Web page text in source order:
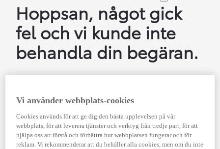
Hoppsan, något gick
fel och vi kunde inte
behandla din begäran.
Vi arbetar för att åtgärda problemet så snart som
möjligt. Ladda om sidan nu eller försök igen
senare.
Vi använder webbplats-cookies
Cookies används för att ge dig den bästa upplevelsen på vår
webbplats, för att leverera tjänster och verktyg från tredje part, för att
hjälpa oss att förstå och förbättra hur webbplatsen fungerar och för
reklam. Vi rekommenderar att du behåller alla cookies, men om du inte